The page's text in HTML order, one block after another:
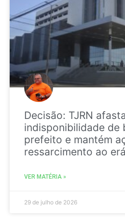
Decisão: TJRN
indisponibilidade de
prefeito e mantém
ressarcimento ao
VER MATÉRIA »
29 de julho de 2026